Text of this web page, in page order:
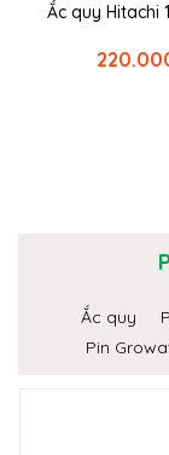
Ắc quy Hitachi
Ắc quy
Pin